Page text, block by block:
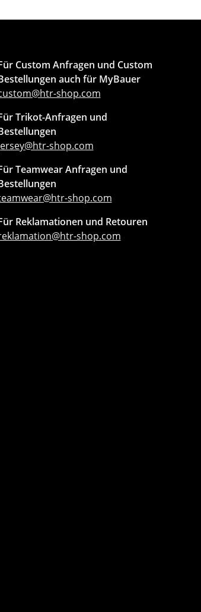
Custom Anfragen und Custom
auch für MyBauer
shop.com
Trikot-Anfragen und
shop.com
Teamwear Anfragen und
shop.com
Reklamationen und Retouren
shop.com